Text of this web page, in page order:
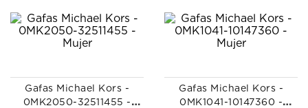
Gafas Michael Kors -
0MK2050-32511455 -
Gafas Michael Kors -
0MK1041-10147360 -